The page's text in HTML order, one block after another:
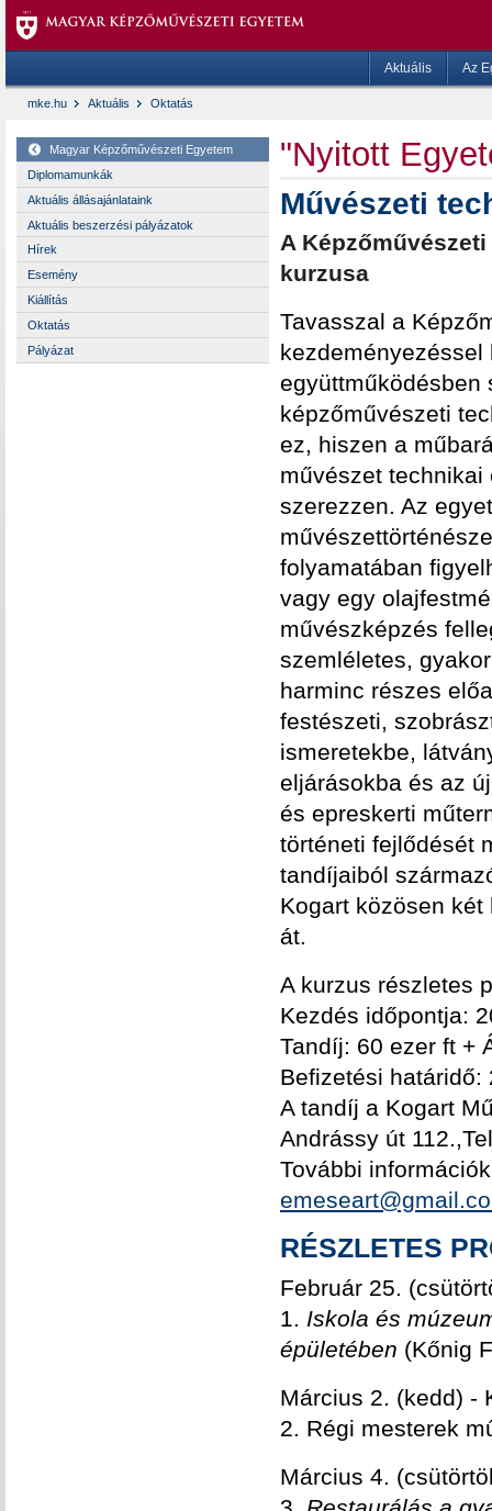
Aktuális Az
mke.hu Aktuális Oktatás
Magyar Képzőművészeti Egyetem
Diplomamunkák
Aktuális állásajánlataink
Aktuális beszerzési pályázatok
Hírek
Esemény
Kiállítás
Oktatás
Pályázat
"Nyitott
Művészeti
A
kurzusa
Tavasszal a
kezdeményezéssel
együttműködésben
képzőművészeti
ez, hiszen a
művészet
szerezzen. Az
folyamatában
vagy egy
művészképzés
szemléletes,
harminc részes
festészeti,
ismeretekbe,
eljárásokba és az
és epreskerti
történeti fejlődését
tandíjaiból
Kogart közösen
át.
A kurzus részletes
Kezdés időpontja:
Tandíj: 60 ezer ft +
Befizetési határidő:
A tandíj a Kogart
Andrássy út
További
RÉSZLETES
Február 25.
1. Iskola és
épületében (Kőnig
Március 2. (kedd) -
2. Régi mesterek
Március 4.